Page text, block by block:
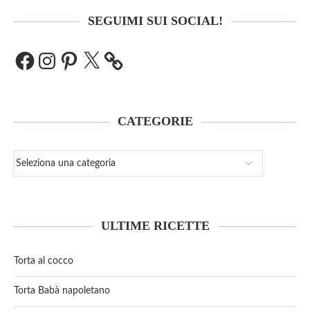
SEGUIMI SUI SOCIAL!
CATEGORIE
ULTIME RICETTE
Torta al cocco
Torta Babà napoletano